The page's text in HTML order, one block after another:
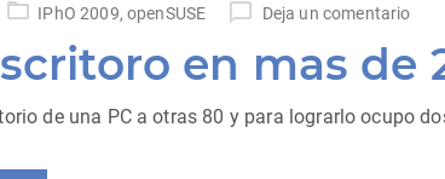
IPhO 2009,openSUSE Deja un comentario
en mas de
de una PC a otras 80 y para lograrlo ocupo